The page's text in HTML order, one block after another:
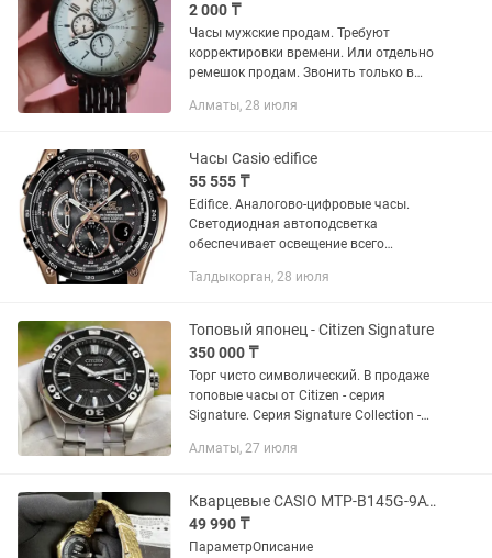
2 000 ₸
Часы мужские продам. Требуют
корректировки времени. Или отдельно
ремешок продам. Звонить только в
Алматы, 28 июля
Часы Casio edifice
55 555 ₸
Edifice. Аналогово-цифровые часы.
Светодиодная автоподсветка
обеспечивает освещение всего
сторону лица для считывания, функция
Талдыкорган, 28 июля
Топовый японец - Citizen Signature
350 000 ₸
Торг чисто символический. В продаже
топовые часы от Citizen - серия
Signature. Серия Signature Collection -
уровнем изготовления. Редкое
Алматы, 27 июля
Кварцевые CASIO MTP-B145G-9AVDF нержавеющая сталь
49 990 ₸
ПараметрОписание